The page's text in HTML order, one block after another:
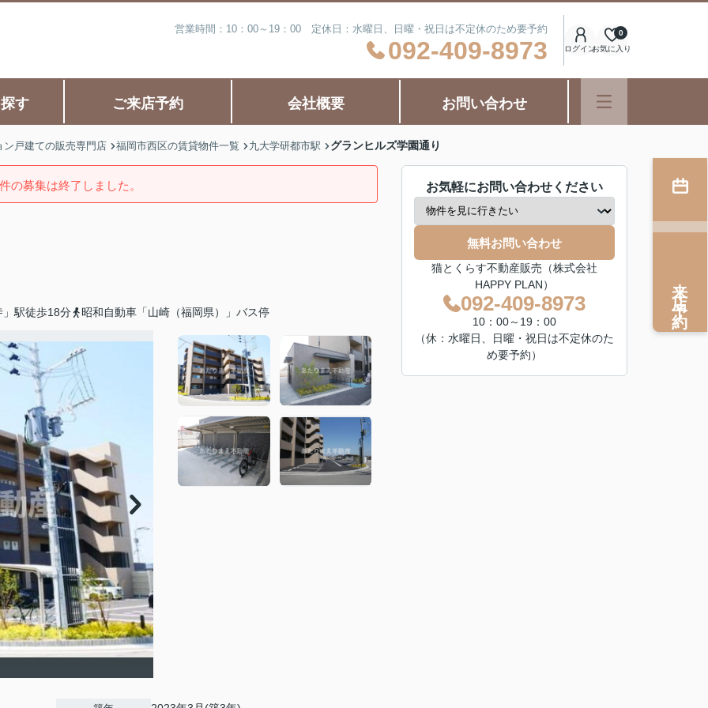
営業時間：10：00～19：00 定休日：水曜日、日曜・祝日は不定休のため要予約
092-409-8973 ログインお気に入り
0
す ご来店予約 会社概要 お問い合わせ
戸建ての販売専門店 福岡市西区の賃貸物件一覧 九大学研都市駅 グランヒルズ学園通り
の募集は終了しました。
駅徒歩18分 昭和自動車「山崎（福岡県）」バス停
お気軽にお問い合わせください
無料お問い合わせ
猫とくらす不動産販売（株式会社
HAPPY PLAN）
092-409-8973
10：00～19：00
（休：水曜日、日曜・祝日は不定休のた
め要予約）
来店予約